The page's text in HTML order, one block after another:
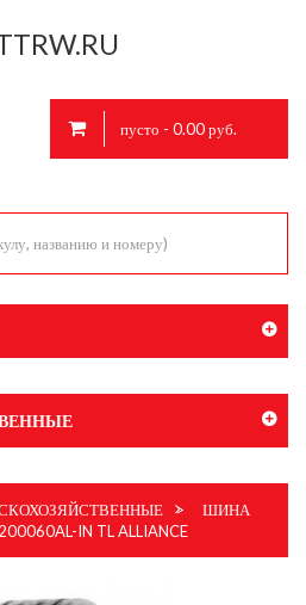
пусто - 0.00 руб.
>
ШИНА
IN TL ALLIANCE